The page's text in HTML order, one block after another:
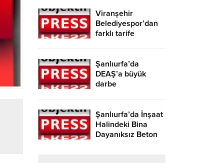
Viranşehir
Belediyespor’dan
farklı tarife
Şanlıurfa’da
DEAŞ’a büyük
darbe
Şanlıurfa’da İnşaat
Halindeki Bina
Dayanıksız Beton